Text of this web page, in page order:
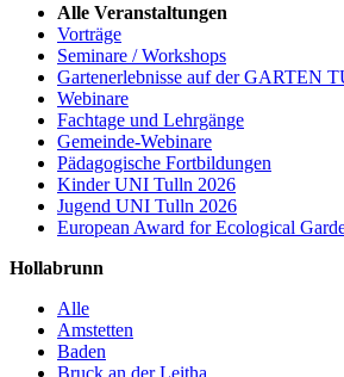
Alle Veranstaltungen
Vorträge
Seminare / Workshops
Gartenerlebnisse auf der GARTEN
Webinare
Fachtage und Lehrgänge
Gemeinde-Webinare
Pädagogische Fortbildungen
Kinder UNI Tulln 2026
Jugend UNI Tulln 2026
European Award for Ecological
Hollabrunn
Alle
Amstetten
Baden
Bruck an der Leitha